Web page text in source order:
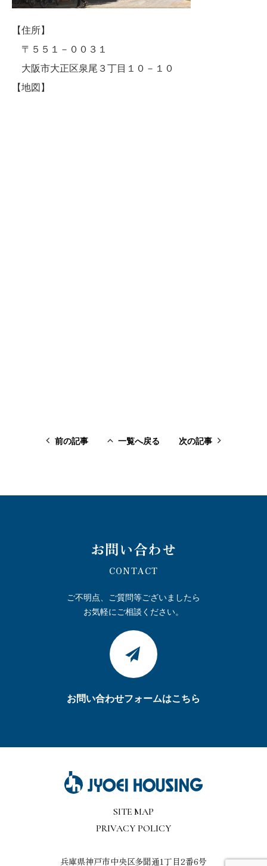
【住所】
〒５５１－００３１
大阪市大正区泉尾３丁目１０－１０
【地図】
前の記事
一覧へ戻る
次の記事
お問い合わせ
CONTACT
ご不明点、ご質問等ございましたら
お気軽にご相談ください。
お問い合わせフォームはこちら
SITE MAP
PRIVACY POLICY
兵庫県神戸市中央区多聞通1丁目2番6号